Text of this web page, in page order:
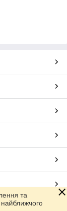
та